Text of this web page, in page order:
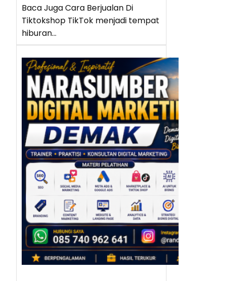
Baca Juga Cara Berjualan Di
Tiktokshop TikTok menjadi tempat
hiburan…